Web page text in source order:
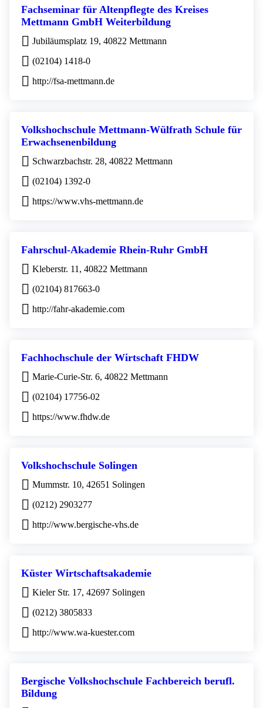
Fachseminar für Altenpflegte des Kreises
Mettmann GmbH Weiterbildung
Jubiläumsplatz 19, 40822 Mettmann
(02104) 1418-0
http://fsa-mettmann.de
Volkshochschule Mettmann-Wülfrath Schule für
Erwachsenenbildung
Schwarzbachstr. 28, 40822 Mettmann
(02104) 1392-0
https://www.vhs-mettmann.de
Fahrschul-Akademie Rhein-Ruhr GmbH
Kleberstr. 11, 40822 Mettmann
(02104) 817663-0
http://fahr-akademie.com
Fachhochschule der Wirtschaft FHDW
Marie-Curie-Str. 6, 40822 Mettmann
(02104) 17756-02
https://www.fhdw.de
Volkshochschule Solingen
Mummstr. 10, 42651 Solingen
(0212) 2903277
http://www.bergische-vhs.de
Küster Wirtschaftsakademie
Kieler Str. 17, 42697 Solingen
(0212) 3805833
http://www.wa-kuester.com
Bergische Volkshochschule Fachbereich berufl.
Bildung